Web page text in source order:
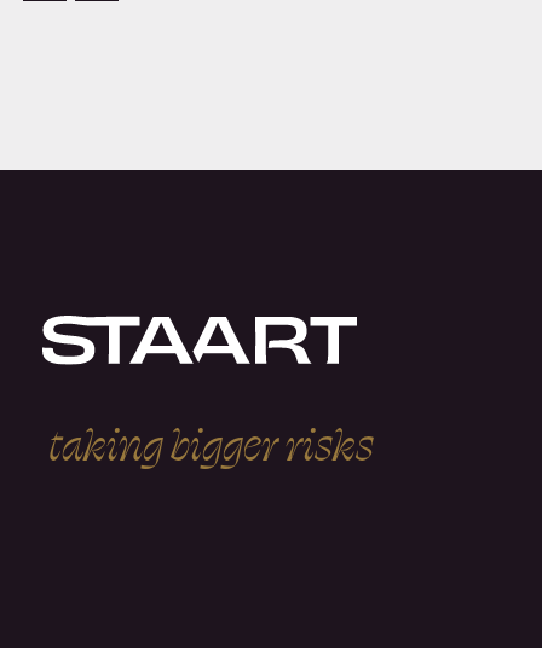
takingbiggerrisks